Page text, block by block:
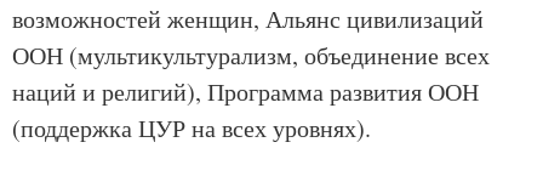
возможностей женщин, Альянс цивилизаций
ООН (мультикультурализм, объединение всех
наций и религий), Программа развития ООН
(поддержка ЦУР на всех уровнях).